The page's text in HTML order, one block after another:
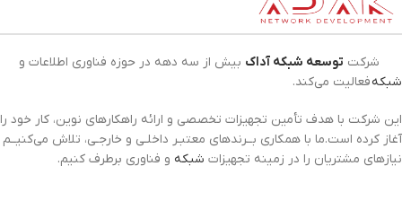
شرکت توسعه شبکه آداک بیش از سه دهه در حوزه فناوری اطلاعات و
شبکهفعالیت می‌کند.
این شرکت با هدف تأمین تجهیزات تخصصی و ارائه راهکارهای نوین، کار خود را
آغاز کرده است.ما با همکاری بــرندهای معتبـر داخلـی و خارجـی، تلاش می‌کنیــم
نیازهای مشتریان را در زمینه تجهیزات شبکه و فناوری برطرف کنیم.